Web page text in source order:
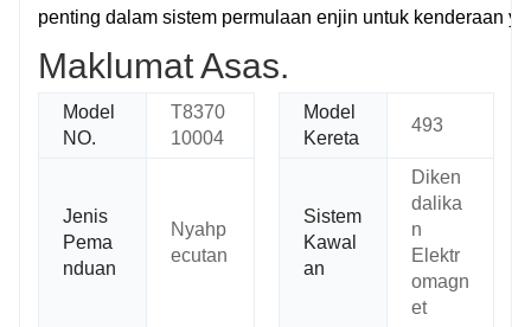
penting dalam sistem permulaan enjin untuk kenderaan
Maklumat Asas.
Model
NO.
T8370
10004
Model
Kereta
493
Jenis
Pema
nduan
Nyahp
ecutan
Sistem
Kawal
an
Diken
dalika
n
Elektr
omagn
et